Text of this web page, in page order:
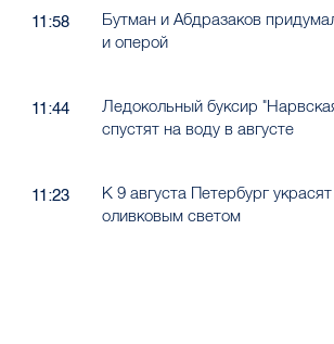
11:58
Бутман и Абдразаков
и оперой
11:44
Ледокольный буксир
спустят на воду в августе
11:23
К 9 августа Петербург
оливковым светом